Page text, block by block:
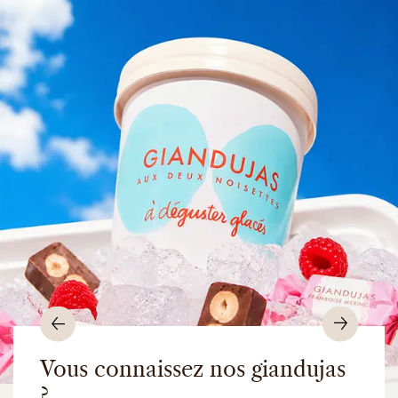
Vous connaissez nos giandujas
Précédent